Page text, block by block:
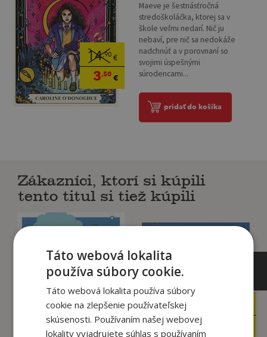
14,90 €
3,50 €
Maeve je šestnásťročná
stredoškoláčka, ktorej sa v
škole veľmi nedarí. Nič ju
nebaví, pre nič sa nedokáže
nadchnúť a v porovnaní so
svojimi úspešnými
súrodencami...
pridať do košíka
Zákazníci, ktorí si kúpili
tento titul si tiež kúpili
3,60€
2,50
Táto webová lokalita
používa súbory cookie.
Táto webová lokalita používa súbory
cookie na zlepšenie používateľskej
skúsenosti. Používaním našej webovej
lokality vyjadrujete súhlas s používaním